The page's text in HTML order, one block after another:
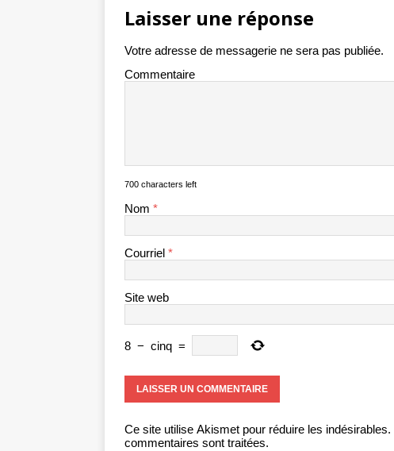
Laisser une réponse
Votre adresse de messagerie ne sera pas publiée.
Commentaire
700 characters left
Nom *
Courriel *
Site web
8 − cinq =
Ce site utilise Akismet pour réduire les indésirables.
commentaires sont traitées.